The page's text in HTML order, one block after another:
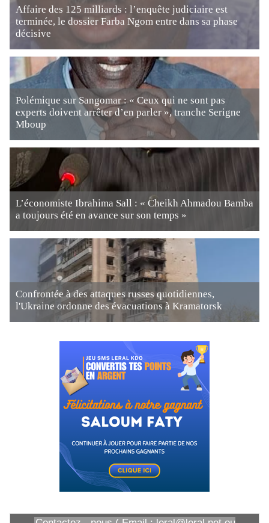
Affaire des 125 milliards : l’enquête judiciaire est
terminée, le dossier Farba Ngom entre dans sa phase
décisive
Polémique sur Sangomar : « Ceux qui ne sont pas
experts doivent arrêter d’en parler », tranche Serigne
Mboup
L’économiste Ibrahima Sall : « Cheikh Ahmadou Bamba
a toujours été en avance sur son temps »
Confrontée à des attaques russes quotidiennes,
l'Ukraine ordonne des évacuations à Kramatorsk